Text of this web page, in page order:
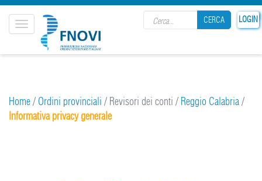
LOGIN
CERCA
Toggle
navigation
Home/ Ordini provinciali / Revisori dei conti / Reggio Calabria/
Informativa privacy generale